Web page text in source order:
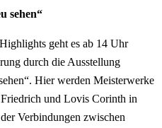
sehen“
geht es ab 14 Uhr
durch die Ausstellung
Hier werden Meisterwerke
und Lovis Corinth in
Verbindungen zwischen